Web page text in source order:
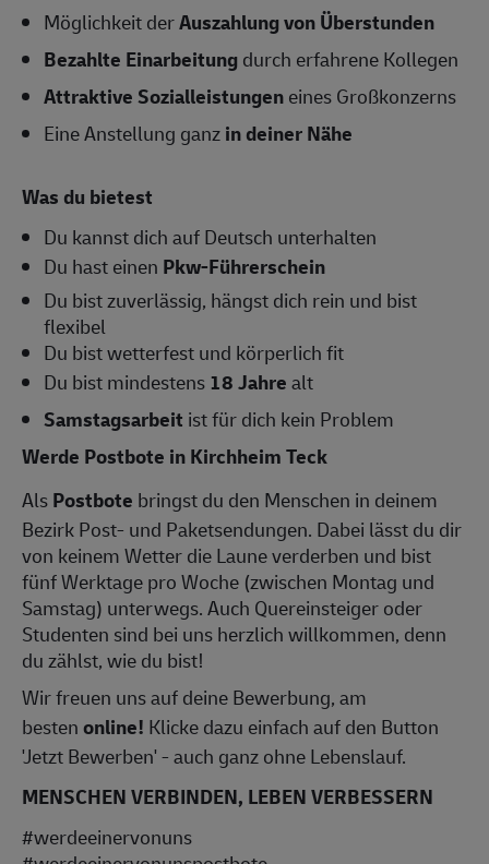
Möglichkeit derAuszahlung von Überstunden
Bezahlte Einarbeitungdurch erfahrene Kollegen
Attraktive Sozialleistungeneines Großkonzerns
Eine Anstellung ganzin deiner Nähe
Was du bietest
Du kannst dich auf Deutsch unterhalten
Du hast einen Pkw-Führerschein
Du bist zuverlässig, hängst dich rein und bist
flexibel
Du bist wetterfest und körperlich fit
Du bist mindestens 18 Jahrealt
Samstagsarbeit ist für dich kein Problem
Werde Postbote in Kirchheim Teck
AlsPostbote bringst du den Menschen in deinem
Bezirk Post- und Paketsendungen. Dabei lässt du dir
von keinem Wetter die Laune verderben und bist
fünf Werktage pro Woche (zwischen Montag und
Samstag) unterwegs. Auch Quereinsteiger oder
Studenten sind bei uns herzlich willkommen, denn
du zählst, wie du bist!
Wir freuen uns auf deine Bewerbung, am
bestenonline! Klicke dazu einfach auf den Button
'Jetzt Bewerben' - auch ganz ohne Lebenslauf.
MENSCHEN VERBINDEN, LEBEN VERBESSERN
#werdeeinervonuns